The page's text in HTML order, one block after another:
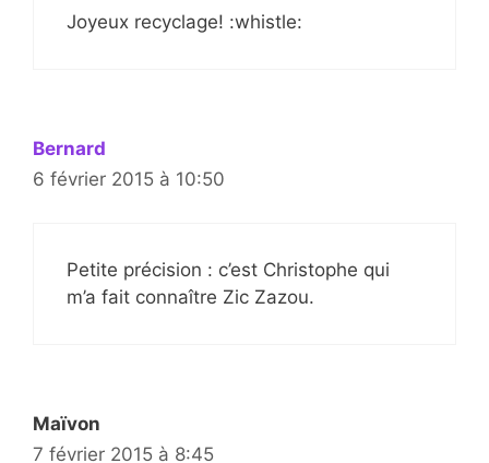
Joyeux recyclage! :whistle:
Bernard
6 février 2015 à 10:50
Petite précision : c’est Christophe qui
m’a fait connaître Zic Zazou.
Maïvon
7 février 2015 à 8:45